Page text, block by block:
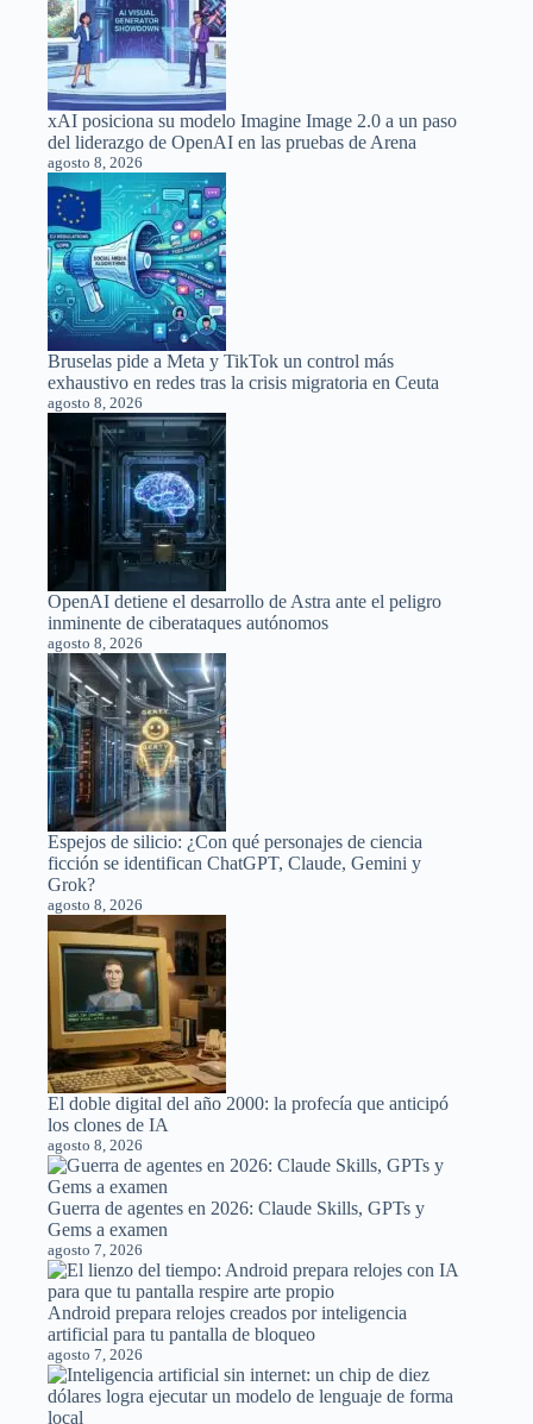
xAI posiciona su modelo Imagine Image 2.0 a un paso
del liderazgo de OpenAI en las pruebas de Arena
agosto 8, 2026
Bruselas pide a Meta y TikTok un control más
exhaustivo en redes tras la crisis migratoria en Ceuta
agosto 8, 2026
OpenAI detiene el desarrollo de Astra ante el peligro
inminente de ciberataques autónomos
agosto 8, 2026
Espejos de silicio: ¿Con qué personajes de ciencia
ficción se identifican ChatGPT, Claude, Gemini y
Grok?
agosto 8, 2026
El doble digital del año 2000: la profecía que anticipó
los clones de IA
agosto 8, 2026
Guerra de agentes en 2026: Claude Skills, GPTs y
Gems a examen
agosto 7, 2026
Android prepara relojes creados por inteligencia
artificial para tu pantalla de bloqueo
agosto 7, 2026